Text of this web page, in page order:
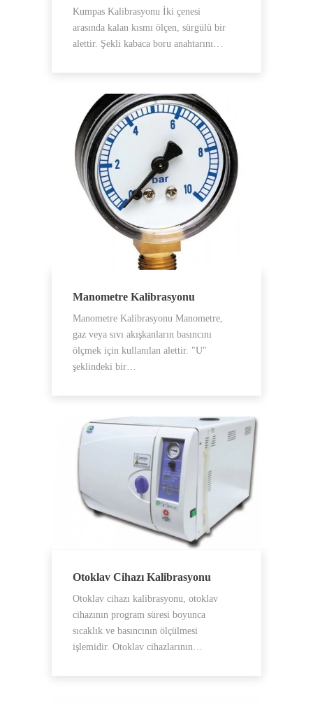
Kumpas Kalibrasyonu İki çenesi
arasında kalan kısmı ölçen, sürgülü bir
alettir. Şekli kabaca boru anahtarını…
Manometre Kalibrasyonu
Manometre Kalibrasyonu Manometre,
gaz veya sıvı akışkanların basıncını
ölçmek için kullanılan alettir. "U"
şeklindeki bir…
Otoklav Cihazı Kalibrasyonu
Otoklav cihazı kalibrasyonu, otoklav
cihazının program süresi boyunca
sıcaklık ve basıncının ölçülmesi
işlemidir. Otoklav cihazlarının…